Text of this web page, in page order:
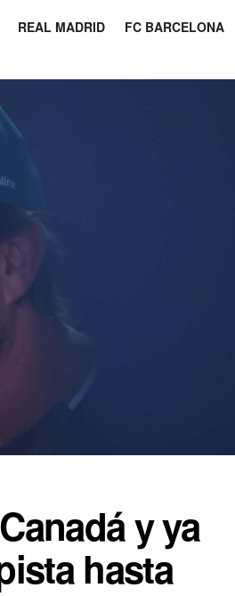
REAL MADRID FC BARCELONA
y ya
hasta